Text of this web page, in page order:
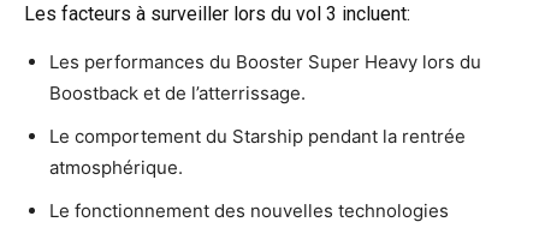
Les facteurs à surveiller lors du vol 3 incluent:
Les performances du Booster Super Heavy lors du
Boostback et de l’atterrissage.
Le comportement du Starship pendant la rentrée
atmosphérique.
Le fonctionnement des nouvelles technologies